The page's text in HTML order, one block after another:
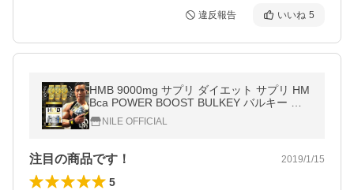
違反報告 いいね 5
HMB 9000mg サプリ ダイエット サプリ HM
Bca POWER BOOST BULKEY バルキー 送
料無料
NILE OFFICIAL
注目の商品です！ 2019/1/15
5